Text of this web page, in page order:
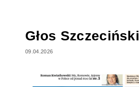
Głos Szczeciński
09.04.2026